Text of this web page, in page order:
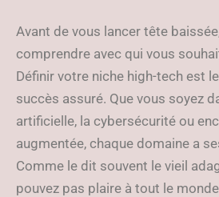
Avant de vous lancer tête
comprendre avec qui vous
Définir votre niche high-tech est
succès assuré. Que vous soyez
artificielle, la cybersécurité ou
augmentée, chaque domaine a
Comme le dit souvent le vieil
pouvez pas plaire à tout le